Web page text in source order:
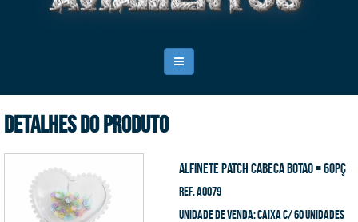
DETALHES DO PRODUTO
ALFINETE PATCH CABECA BOTAO = 60pç
Ref. A0079
unidade de venda: caixa c/ 60 unidades